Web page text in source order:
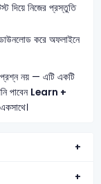
দিয়ে নিজের প্রস্তুতি
করে অফলাইনে
নয় — এটি একটি
পাবেন Learn +